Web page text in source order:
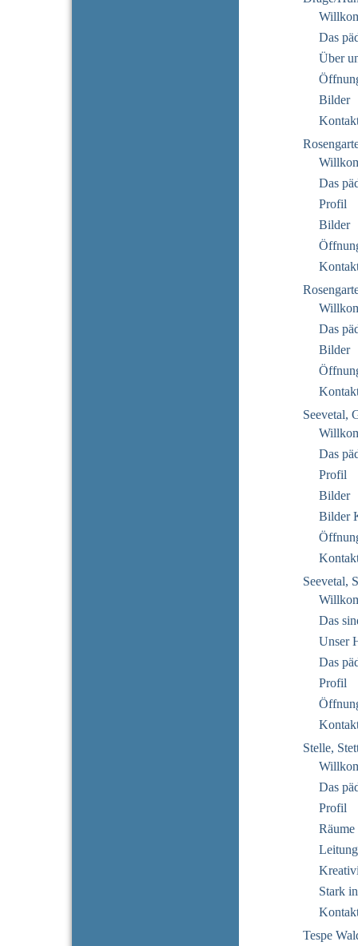
Das
Über
Bilder
Das
Profil
Bilder
Das
Bilder
Seevetal,
Das
Profil
Bilder
Bilder
Seevetal,
Das
Unser
Das
Profil
Stelle,
Das
Profil
Räume
Stark
Tespe